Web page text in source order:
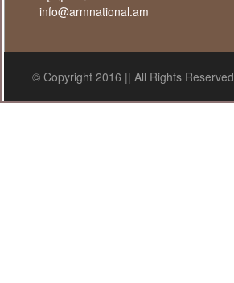
info@armnational.am
© Copyright 2016 || All Rights Reserved